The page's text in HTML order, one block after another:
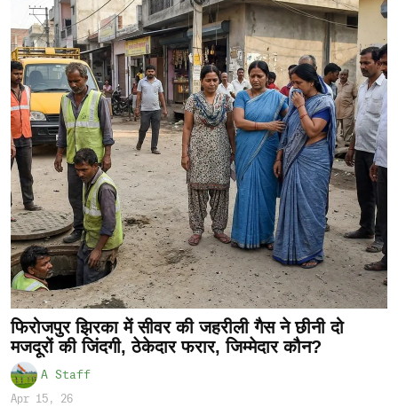
फिरोजपुर झिरका में सीवर की जहरीली गैस ने छीनी दो
मजदूरों की जिंदगी, ठेकेदार फरार, जिम्मेदार कौन?
A Staff
Apr 15, 26